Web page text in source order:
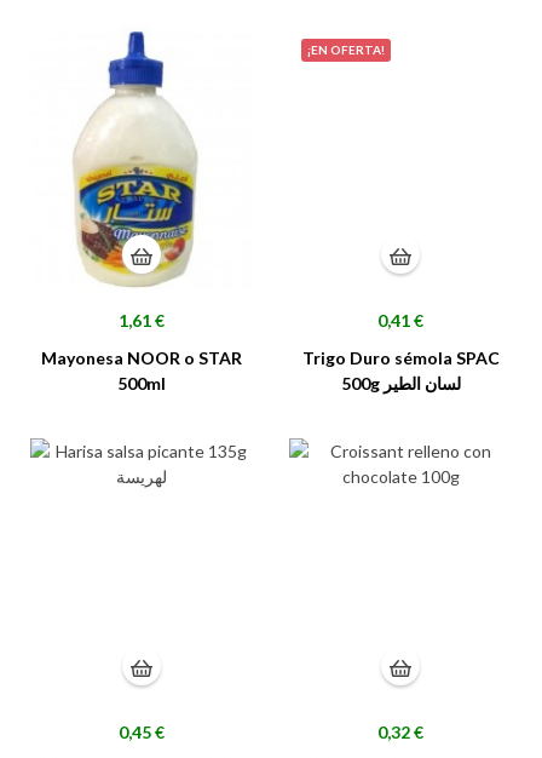
Precio
1,61 €
Mayonesa NOOR o STAR
500ml
¡EN OFERTA!
Precio
0,41 €
Trigo Duro sémola SPAC
500g لسان الطير
Precio
0,45 €
Precio
0,32 €